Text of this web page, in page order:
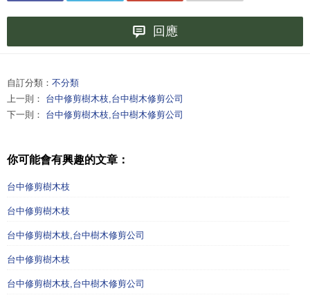
回應
自訂分類： 不分類
上一則： 台中修剪樹木枝,台中樹木修剪公司
下一則： 台中修剪樹木枝,台中樹木修剪公司
你可能會有興趣的文章：
台中修剪樹木枝
台中修剪樹木枝
台中修剪樹木枝,台中樹木修剪公司
台中修剪樹木枝
台中修剪樹木枝,台中樹木修剪公司